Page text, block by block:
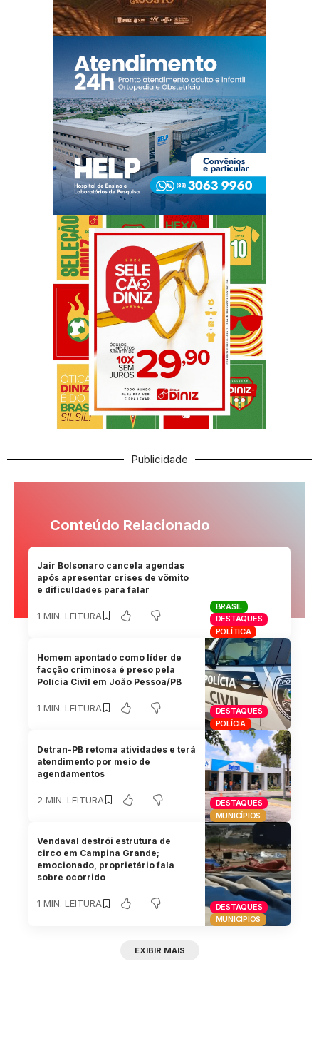
Publicidade
Conteúdo Relacionado
BRASIL
DESTAQUES
POLÍTICA
Jair Bolsonaro cancela agendas
após apresentar crises de vômito
e dificuldades para falar
1 MIN. LEITURA
DESTAQUES
POLÍCIA
Homem apontado como líder de
facção criminosa é preso pela
Polícia Civil em João Pessoa/PB
1 MIN. LEITURA
DESTAQUES
MUNICÍPIOS
Detran-PB retoma atividades e terá
atendimento por meio de
agendamentos
2 MIN. LEITURA
DESTAQUES
MUNICÍPIOS
Vendaval destrói estrutura de
circo em Campina Grande;
emocionado, proprietário fala
sobre ocorrido
1 MIN. LEITURA
EXIBIR MAIS